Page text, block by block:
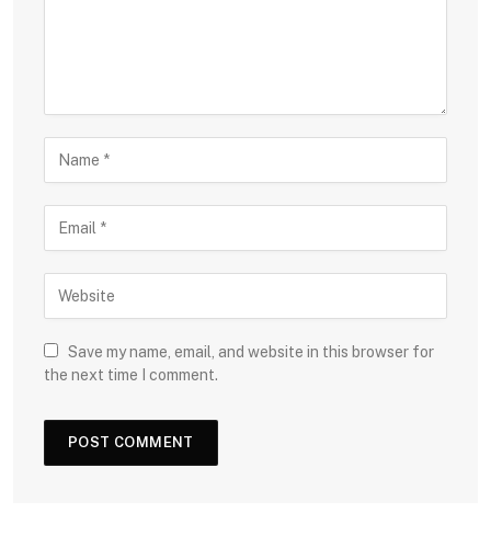
Save my name, email, and website in this browser for
the next time I comment.